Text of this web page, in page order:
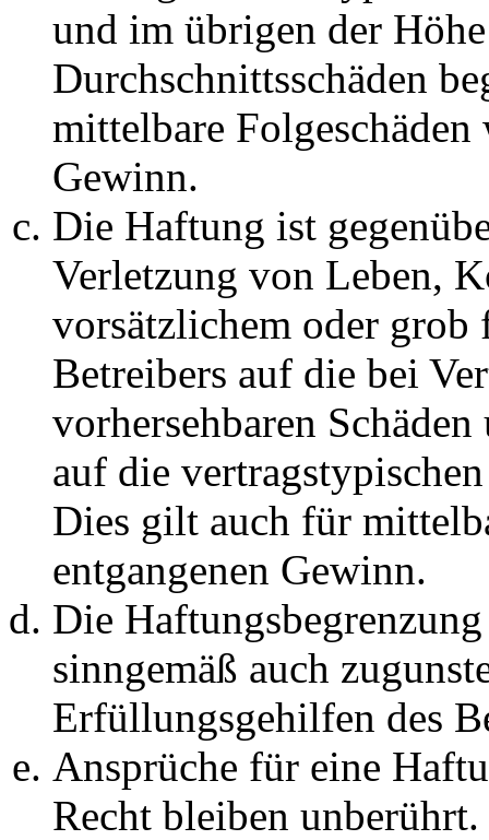
und im übrigen der
Durchschnittsschäden
mittelbare Folgeschäden
Gewinn.
Die Haftung ist
Verletzung von Leben,
vorsätzlichem oder grob
Betreibers auf die bei
vorhersehbaren
auf die
Dies gilt auch für
entgangenen Gewinn.
Die
sinngemäß auch
Erfüllungsgehilfen des
Ansprüche für eine
Recht bleiben unberührt.